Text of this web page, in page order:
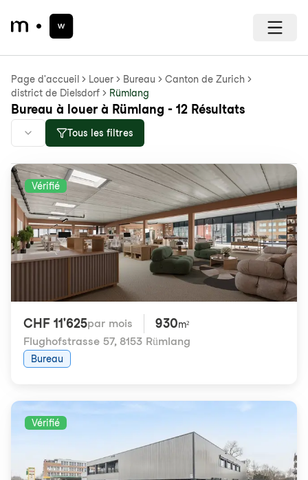
Page d'accueil Louer Bureau
Canton de Zurich
district de Dielsdorf
Rümlang
Bureau à louer à Rümlang - 12 Résultats
Tous les filtres
Vérifié
CHF 11'625par mois 930m²
Flughofstrasse 57, 8153 Rümlang
Bureau
Vérifié